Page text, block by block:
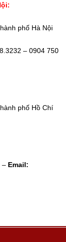
phố Hà Nội
– 0904 750
phố Hồ Chí
– Email: